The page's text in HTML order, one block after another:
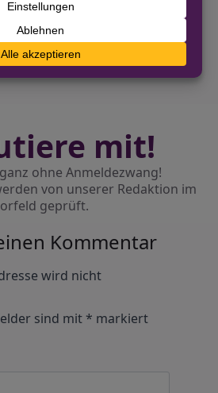
im Kölner Schwimmbad: 28
Verletzte am Abend
mit!
ohne Anmeldezwang!
von unserer Redaktion im
geprüft.
Kommentar
wird nicht
sind mit* markiert